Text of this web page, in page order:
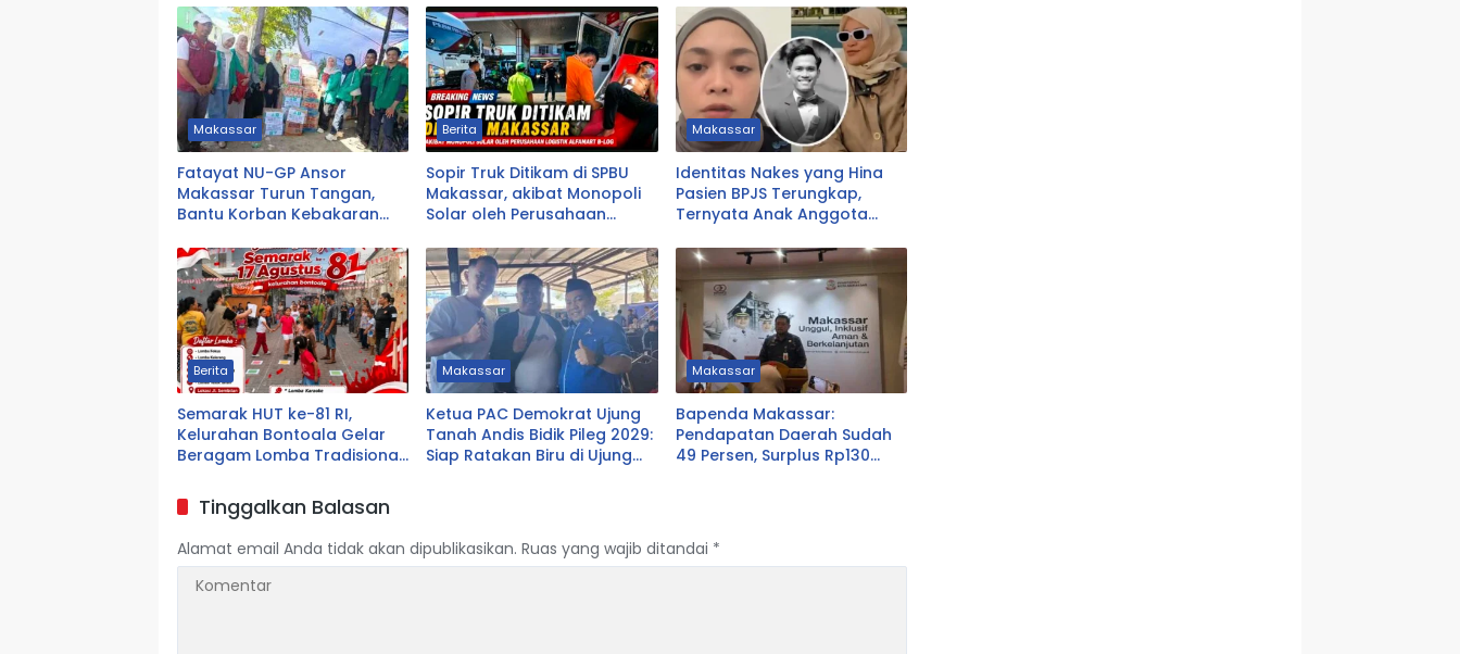
Makassar
Fatayat NU-GP Ansor
Makassar Turun Tangan,
Bantu Korban Kebakaran
Berita
Sopir Truk Ditikam di SPBU
Makassar, akibat Monopoli
Solar oleh Perusahaan
Makassar
Identitas Nakes yang Hina
Pasien BPJS Terungkap,
Ternyata Anak Anggota
Berita
Semarak HUT ke-81 RI,
Kelurahan Bontoala Gelar
Beragam Lomba Tradisional
Makassar
Ketua PAC Demokrat Ujung
Tanah Andis Bidik Pileg 2029:
Siap Ratakan Biru di Ujung
Makassar
Bapenda Makassar:
Pendapatan Daerah Sudah
49 Persen, Surplus Rp130
Tinggalkan Balasan
Alamat email Anda tidak akan dipublikasikan. Ruas yang wajib ditandai *